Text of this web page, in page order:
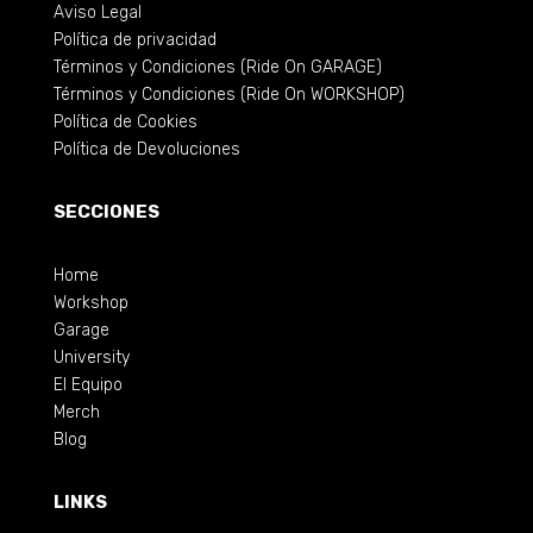
Aviso Legal
Política de privacidad
Términos y Condiciones (Ride On GARAGE)
Términos y Condiciones (Ride On WORKSHOP)
Política de Cookies
Política de Devoluciones
SECCIONES
Home
Workshop
Garage
University
El Equipo
Merch
Blog
LINKS